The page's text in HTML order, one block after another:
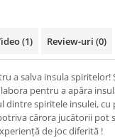
(1) Review-uri (0)
a salva insula spiritelor!
pentru a apăra
dintre spiritele insulei, cu
cărora jucătorii pot
de joc diferită !